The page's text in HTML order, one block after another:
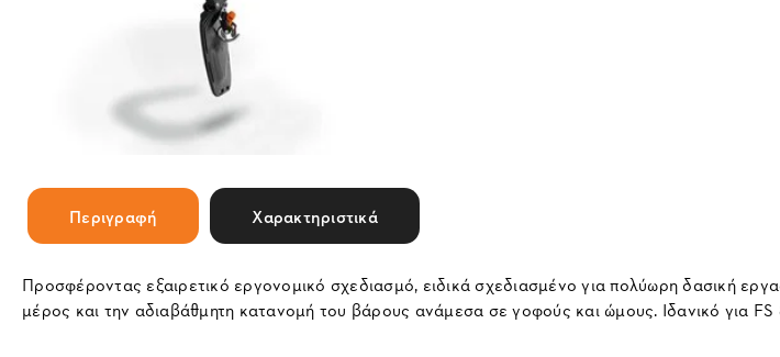
Περιγραφή Χαρακτηριστικά
Προσφέροντας εξαιρετικό εργονομικό σχεδιασμό, ειδικά σχεδιασμένο για πολύωρη δασική
μέρος και την αδιαβάθμητη κατανομή του βάρους ανάμεσα σε γοφούς και ώμους. Ιδανικό για